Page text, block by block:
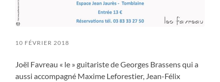
10 FÉVRIER 2018
Joël Favreau « le » guitariste de Georges Brassens qui a
aussi accompagné Maxime Leforestier, Jean-Félix